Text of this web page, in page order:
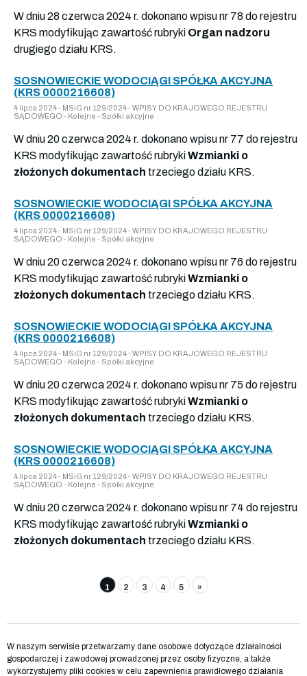
W dniu 28 czerwca 2024 r. dokonano wpisu nr 78 do rejestru
KRS modyfikując zawartość rubryki Organ nadzoru
drugiego działu KRS.
SOSNOWIECKIE WODOCIĄGI SPÓŁKA AKCYJNA
(KRS 0000216608)
4 lipca 2024 - MSiG nr 129/2024 - WPISY DO KRAJOWEGO REJESTRU
SĄDOWEGO - Kolejne - Spółki akcyjne
W dniu 20 czerwca 2024 r. dokonano wpisu nr 77 do rejestru
KRS modyfikując zawartość rubrykiWzmianki o
złożonych dokumentach trzeciego działu KRS.
SOSNOWIECKIE WODOCIĄGI SPÓŁKA AKCYJNA
(KRS 0000216608)
4 lipca 2024 - MSiG nr 129/2024 - WPISY DO KRAJOWEGO REJESTRU
SĄDOWEGO - Kolejne - Spółki akcyjne
W dniu 20 czerwca 2024 r. dokonano wpisu nr 76 do rejestru
KRS modyfikując zawartość rubrykiWzmianki o
złożonych dokumentach trzeciego działu KRS.
SOSNOWIECKIE WODOCIĄGI SPÓŁKA AKCYJNA
(KRS 0000216608)
4 lipca 2024 - MSiG nr 129/2024 - WPISY DO KRAJOWEGO REJESTRU
SĄDOWEGO - Kolejne - Spółki akcyjne
W dniu 20 czerwca 2024 r. dokonano wpisu nr 75 do rejestru
KRS modyfikując zawartość rubrykiWzmianki o
złożonych dokumentach trzeciego działu KRS.
SOSNOWIECKIE WODOCIĄGI SPÓŁKA AKCYJNA
(KRS 0000216608)
4 lipca 2024 - MSiG nr 129/2024 - WPISY DO KRAJOWEGO REJESTRU
SĄDOWEGO - Kolejne - Spółki akcyjne
W dniu 20 czerwca 2024 r. dokonano wpisu nr 74 do rejestru
KRS modyfikując zawartość rubrykiWzmianki o
złożonych dokumentach trzeciego działu KRS.
1 2 3 4 5 »
W naszym serwisie przetwarzamy dane osobowe dotyczące działalności
gospodarczej i zawodowej prowadzonej przez osoby fizyczne, a także
wykorzystujemy pliki cookies w celu zapewnienia prawidłowego działania